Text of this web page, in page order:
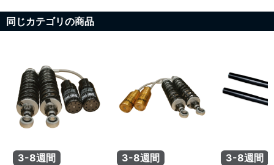
同じカテゴリの商品
3-8週間
3-8週間
3-8週間